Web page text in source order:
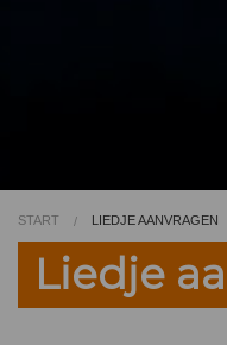
START LIEDJE AANVRAGEN
Liedje